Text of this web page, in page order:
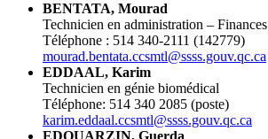
BENTATA, Mourad
Technicien en administration – Finances
Téléphone : 514 340-2111 (142779)
mourad.bentata.ccsmtl@ssss.gouv.qc.ca
EDDAAL, Karim
Technicien en génie biomédical
Téléphone: 514 340 2085 (poste)
karim.eddaal.ccsmtl@ssss.gouv.qc.ca
EDOUARZIN, Guerda